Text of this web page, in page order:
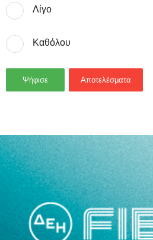
Λίγο
Καθόλου
Ψήφισε Αποτελέσματα
- Advertisement -